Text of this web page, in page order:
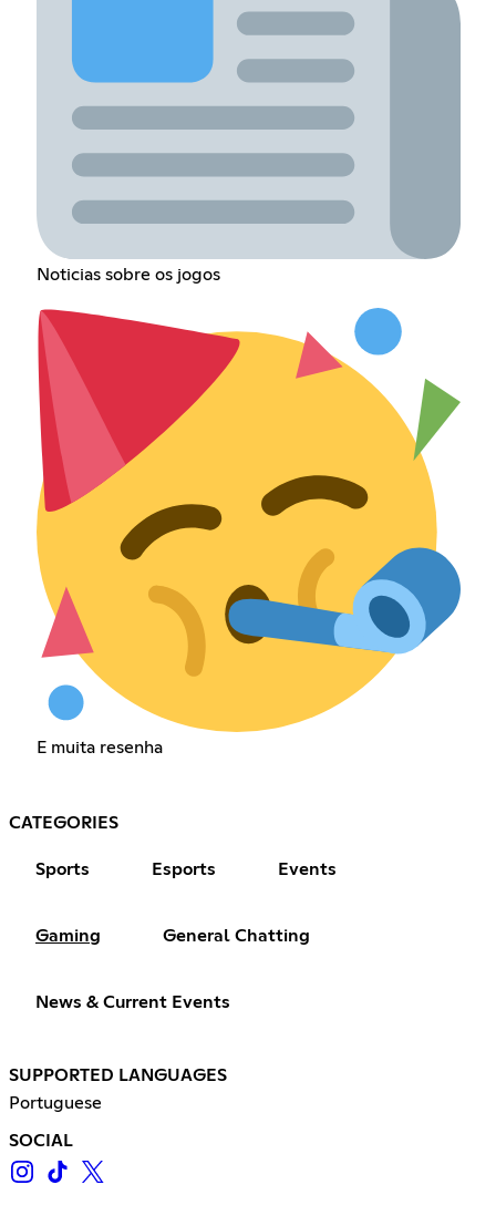
Noticias sobre os jogos
E muita resenha
CATEGORIES
Sports Esports Events
Gaming General Chatting
News & Current Events
SUPPORTED LANGUAGES
Portuguese
SOCIAL